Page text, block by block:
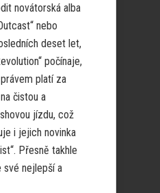
novátorská alba
nebo
deset let,
počínaje,
platí za
čistou a
jízdu, což
i jejich novinka
Přesně takhle
své nejlepší a